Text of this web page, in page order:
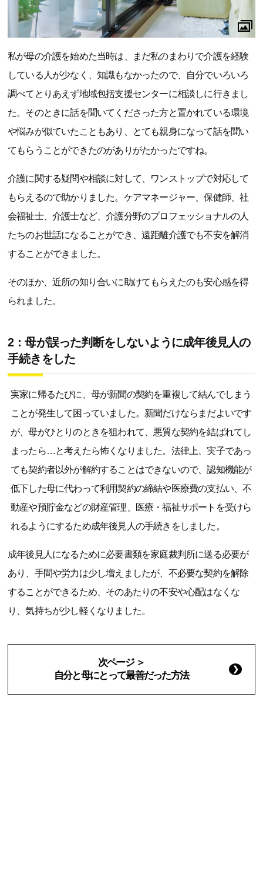
私が母の介護を始めた当時は、まだ私のまわりで介護を経験
している人が少なく、知識もなかったので、自分でいろいろ
調べてとりあえず地域包括支援センターに相談しに行きまし
た。そのときに話を聞いてくださった方と置かれている環境
や悩みが似ていたこともあり、とても親身になって話を聞い
てもらうことができたのがありがたかったですね。
介護に関する疑問や相談に対して、ワンストップで対応して
もらえるので助かりました。ケアマネージャー、保健師、社
会福祉士、介護士など、介護分野のプロフェッショナルの人
たちのお世話になることができ、遠距離介護でも不安を解消
することができました。
そのほか、近所の知り合いに助けてもらえたのも安心感を得
られました。
2：母が誤った判断をしないように成年後見人の
手続きをした
実家に帰るたびに、母が新聞の契約を重複して結んでしまう
ことが発生して困っていました。新聞だけならまだよいです
が、母がひとりのときを狙われて、悪質な契約を結ばれてし
まったら…と考えたら怖くなりました。法律上、実子であっ
ても契約者以外が解約することはできないので、認知機能が
低下した母に代わって利用契約の締結や医療費の支払い、不
動産や預貯金などの財産管理、医療・福祉サポートを受けら
れるようにするため成年後見人の手続きをしました。
成年後見人になるために必要書類を家庭裁判所に送る必要が
あり、手間や労力は少し増えましたが、不必要な契約を解除
することができるため、そのあたりの不安や心配はなくな
り、気持ちが少し軽くなりました。
次ページ ＞
自分と母にとって最善だった方法